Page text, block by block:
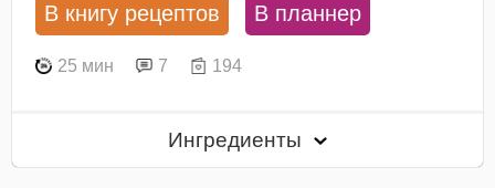
В книгу рецептов В планнер
25 мин 7 194
Ингредиенты